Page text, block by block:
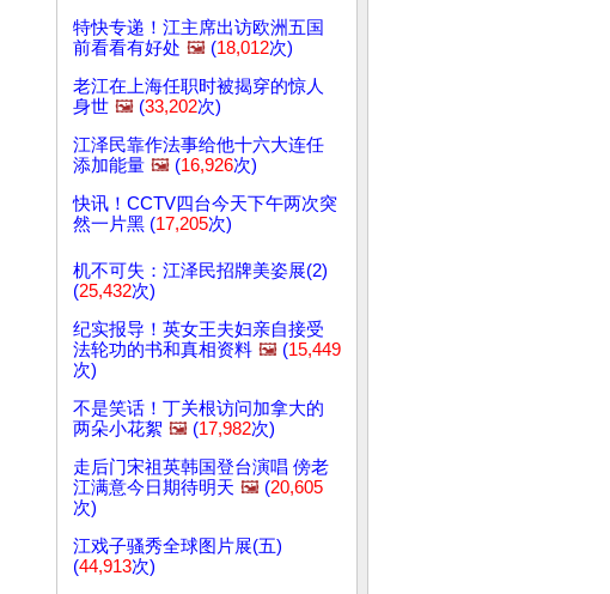
特快专递！江主席出访欧洲五国
前看看有好处 🖼️ (18,012次)
老江在上海任职时被揭穿的惊人
身世 🖼️ (33,202次)
江泽民靠作法事给他十六大连任
添加能量 🖼️ (16,926次)
快讯！CCTV四台今天下午两次突
然一片黑 (17,205次)
机不可失：江泽民招牌美姿展(2)
(25,432次)
纪实报导！英女王夫妇亲自接受
法轮功的书和真相资料 🖼️ (15,449
次)
不是笑话！丁关根访问加拿大的
两朵小花絮 🖼️ (17,982次)
走后门宋祖英韩国登台演唱 傍老
江满意今日期待明天 🖼️ (20,605
次)
江戏子骚秀全球图片展(五)
(44,913次)